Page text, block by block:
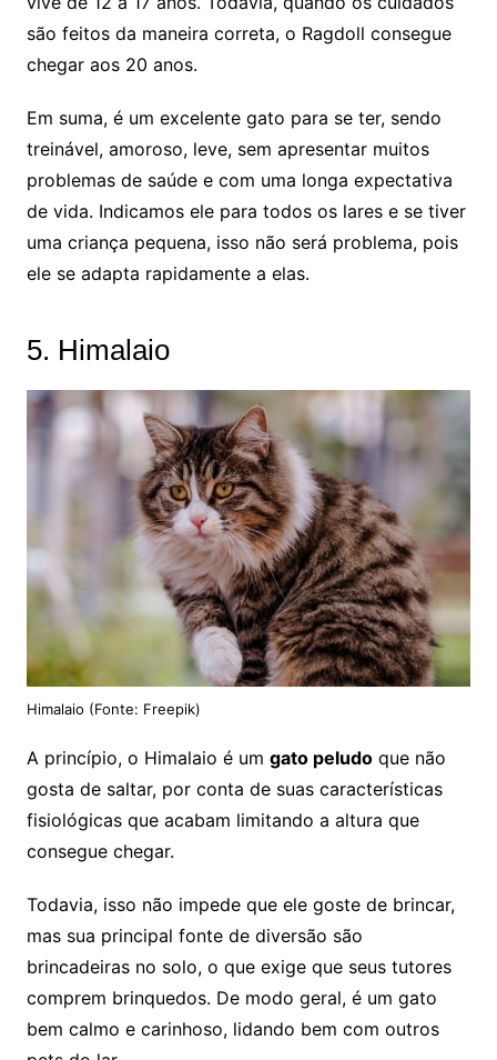
são feitos da maneira correta, o Ragdoll consegue
chegar aos 20 anos.
Em suma, é um excelente gato para se ter, sendo
treinável, amoroso, leve, sem apresentar muitos
problemas de saúde e com uma longa expectativa
de vida. Indicamos ele para todos os lares e se tiver
uma criança pequena, isso não será problema, pois
ele se adapta rapidamente a elas.
5. Himalaio
Himalaio (Fonte: Freepik)
A princípio, o Himalaio é um gato peludoque não
gosta de saltar, por conta de suas características
fisiológicas que acabam limitando a altura que
consegue chegar.
Todavia, isso não impede que ele goste de brincar,
mas sua principal fonte de diversão são
brincadeiras no solo, o que exige que seus tutores
comprem brinquedos. De modo geral, é um gato
bem calmo e carinhoso, lidando bem com outros